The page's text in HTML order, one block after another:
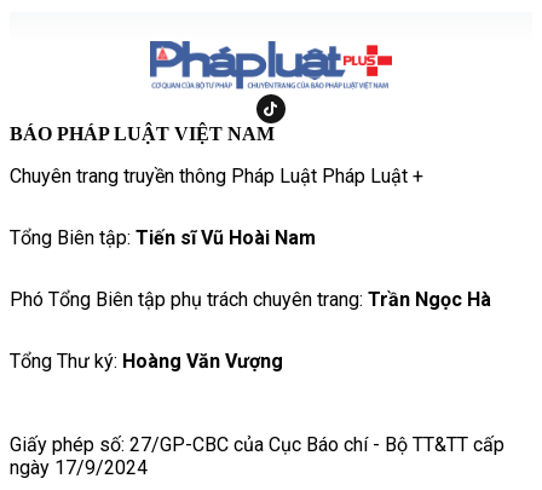
BÁO PHÁP LUẬT VIỆT NAM
Chuyên trang truyền thông Pháp Luật Pháp Luật +
Tổng Biên tập: Tiến sĩ Vũ Hoài Nam
Phó Tổng Biên tập phụ trách chuyên trang: Trần Ngọc Hà
Tổng Thư ký: Hoàng Văn Vượng
Giấy phép số: 27/GP-CBC của Cục Báo chí - Bộ TT&TT cấp
ngày 17/9/2024